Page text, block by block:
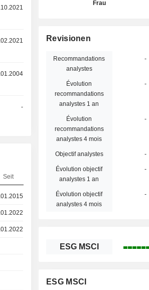
-
Seit
Frau
Revisionen
Recommandations
analystes
-
Évolution
recommandations
analystes 1 an
-
Évolution
recommandations
analystes 4 mois
-
Objectif analystes -
Évolution objectif
analystes 1 an
-
Évolution objectif
analystes 4 mois
-
ESG MSCI
ESG MSCI